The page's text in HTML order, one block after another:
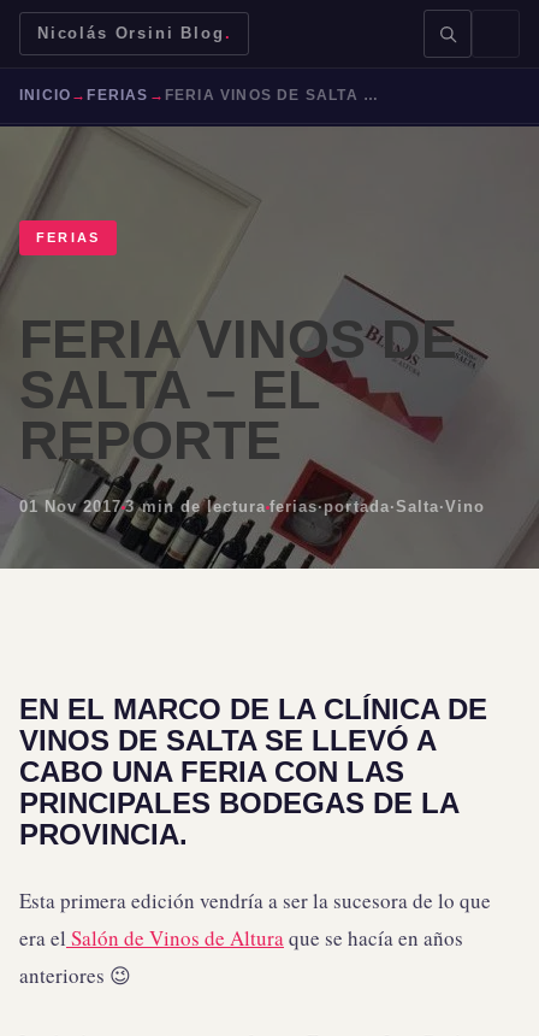
Nicolás Orsini Blog .
Mendoza Malbec Bodegas Jujuy
INICIO → FERIAS → FERIA VINOS DE SALTA – EL REPORTE
FERIAS
FERIA VINOS DE
SALTA – EL
REPORTE
01 Nov 2017 3 min de lectura ferias·portada·Salta·Vino
EN EL MARCO DE LA CLÍNICA DE
VINOS DE SALTA SE LLEVÓ A
CABO UNA FERIA CON LAS
PRINCIPALES BODEGAS DE LA
PROVINCIA.
Esta primera edición vendría a ser la sucesora de lo que
era el Salón de Vinos de Altura que se hacía en años
anteriores 😉